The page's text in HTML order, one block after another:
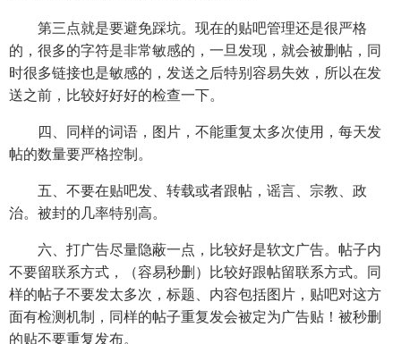
第三点就是要避免踩坑。现在的贴吧管理还是很严格
的，很多的字符是非常敏感的，一旦发现，就会被删帖，同
时很多链接也是敏感的，发送之后特别容易失效，所以在发
送之前，比较好好好的检查一下。
四、同样的词语，图片，不能重复太多次使用，每天发
帖的数量要严格控制。
五、不要在贴吧发、转载或者跟帖，谣言、宗教、政
治。被封的几率特别高。
六、打广告尽量隐蔽一点，比较好是软文广告。帖子内
不要留联系方式，（容易秒删）比较好跟帖留联系方式。同
样的帖子不要发太多次，标题、内容包括图片，贴吧对这方
面有检测机制，同样的帖子重复发会被定为广告贴！被秒删
的贴不要重复发布。